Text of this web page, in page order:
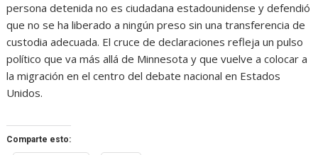
persona detenida no es ciudadana estadounidense y defendió
que no se ha liberado a ningún preso sin una transferencia de
custodia adecuada. El cruce de declaraciones refleja un pulso
político que va más allá de Minnesota y que vuelve a colocar a
la migración en el centro del debate nacional en Estados
Unidos.
Comparte esto: